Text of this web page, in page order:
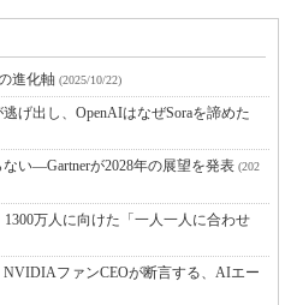
進化軸 (2025/10/22)
げ出し、OpenAIはなぜSoraを諦めた
い―Gartnerが2028年の展望を発表 (202
万人に向けた「一人一人に合わせ
ファンCEOが断言する、AIエー